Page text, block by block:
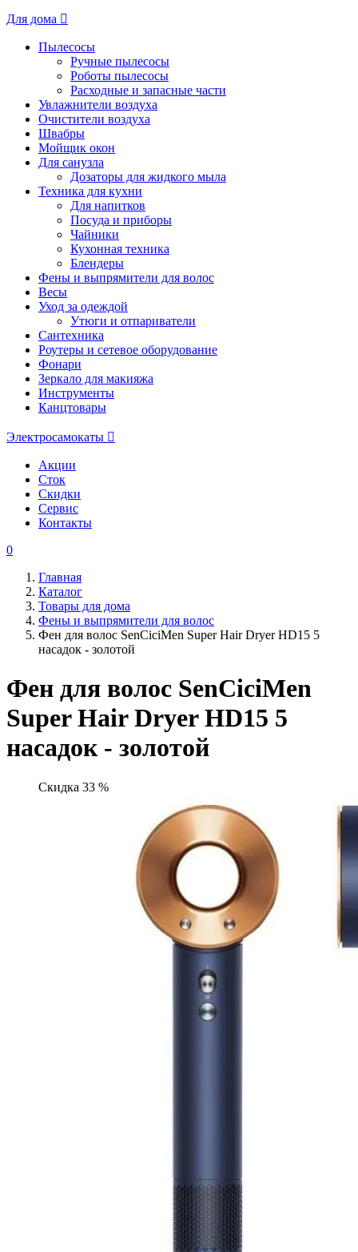
Для дома
Пылесосы
Ручные пылесосы
Роботы пылесосы
Расходные и запасные части
Увлажнители воздуха
Очистители воздуха
Швабры
Мойщик окон
Для санузла
Дозаторы для жидкого мыла
Техника для кухни
Для напитков
Посуда и приборы
Чайники
Кухонная техника
Блендеры
Фены и выпрямители для волос
Весы
Уход за одеждой
Утюги и отпариватели
Сантехника
Роутеры и сетевое оборудование
Фонари
Зеркало для макияжа
Инструменты
Канцтовары
Электросамокаты
Акции
Сток
Скидки
Сервис
Контакты
0
Главная
Каталог
Товары для дома
Фены и выпрямители для волос
Фен для волос SenCiciMen Super Hair Dryer HD15 5
насадок - золотой
Фен для волос SenCiciMen
Super Hair Dryer HD15 5
насадок - золотой
Скидка 33 %